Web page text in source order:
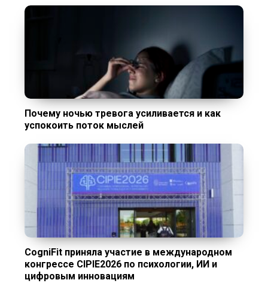
Почему ночью тревога усиливается и как
успокоить поток мыслей
CogniFit приняла участие в международном
конгрессе CIPIE2026 по психологии, ИИ и
цифровым инновациям